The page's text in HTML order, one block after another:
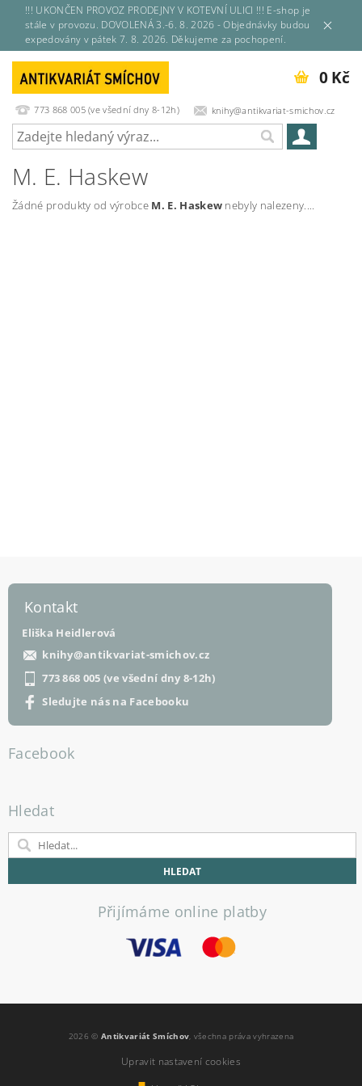
!!! UKONČEN PROVOZ PRODEJNY V KOTEVNÍ ULICI !!! E-shop je
stále v provozu. DOVOLENÁ 3.-6. 8. 2026 - Objednávky budou
expedovány v pátek 7. 8. 2026. Děkujeme za pochopení.
773 868 005 (ve všední dny 8-12h) knihy@antikvariat-smichov.cz
0 Kč
M. E. Haskew
Žádné produkty od výrobce M. E. Haskew nebyly nalezeny....
Kontakt
Eliška Heidlerová
knihy@antikvariat-smichov.cz
773 868 005 (ve všední dny 8-12h)
Sledujte nás na Facebooku
Facebook
Hledat
Přijímáme online platby
2026 ©Antikvariát Smíchov , všechna práva vyhrazena
Upravit nastavení cookies